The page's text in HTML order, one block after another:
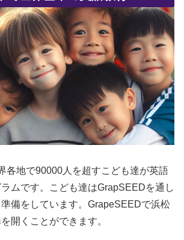
各地で90000人を超すこども達が英語
ムです。こども達はGrapSEEDを通し
備をしています。GrapeSEEDで浜松
開くことができます。